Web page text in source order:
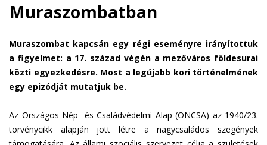
Muraszombatban
Muraszombat kapcsán egy régi eseményre irányítottuk
a figyelmet: a 17. század végén a mezőváros földesurai
közti egyezkedésre. Most a legújabb kori történelmének
egy epizódját mutatjuk be.
Az Országos Nép- és Családvédelmi Alap (ONCSA) az 1940/23.
törvénycikk alapján jött létre a nagycsaládos szegények